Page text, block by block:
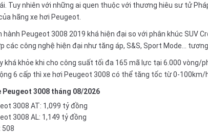
Tuy nhiên với những ai quen thuộc với thương hiêu sư tử
hãng xe hơi Peugeot.
hành Peugeot 3008 2019 khá hiện đại so với phân khúc SUV
các công nghệ hiện đại như tăng áp, S&S, Sport Mode...
khá khỏe khi cho công suất tối đa 165 mã lực tại 6.000
6 cấp thì xe hơi Peugeot 3008 có thể tăng tốc từ 0-
Peugeot 3008 tháng 08/2026
3008 AT: 1,099 tỷ đồng
3008 AL: 1,149 tỷ đồng
508